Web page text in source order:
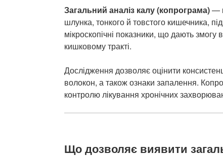
Загальний аналіз калу (копрограма)—
шлунка, тонкого й товстого кишечника,
мікроскопічні показники, що дають
кишковому тракті.
Дослідження дозволяє оцінити
волокон, а також ознаки запалення.
контролю лікування хронічних
Що дозволяє виявити